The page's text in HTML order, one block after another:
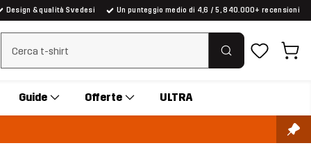
Design & qualità Svedesi Un punteggio medio di 4,6 / 5, 840.000+ recensioni
Cancella ricerca
Guide Offerte ULTRA